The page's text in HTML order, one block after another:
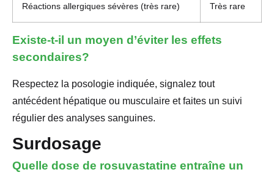
Réactions allergiques sévères (très rare) Très rare
Existe-t-il un moyen d’éviter les effets
secondaires?
Respectez la posologie indiquée, signalez tout
antécédent hépatique ou musculaire et faites un suivi
régulier des analyses sanguines.
Surdosage
Quelle dose de rosuvastatine entraîne un